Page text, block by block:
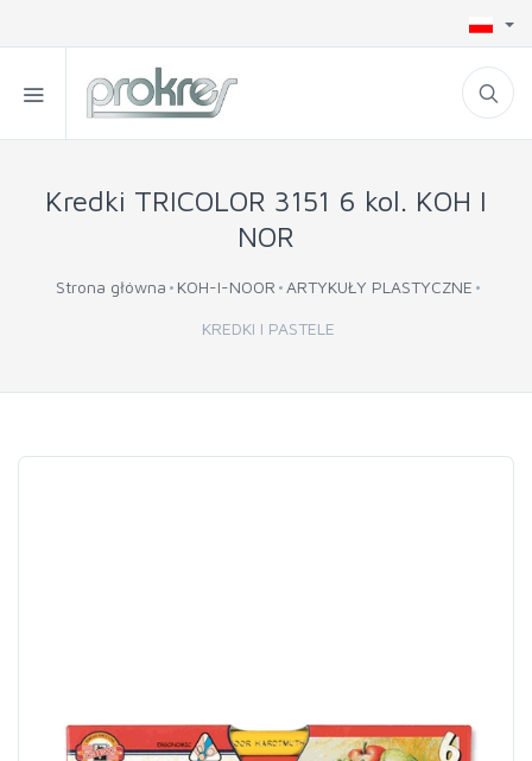
Kredki TRICOLOR 3151 6 kol. KOH I
NOR
Strona główna KOH-I-NOOR ARTYKUŁY PLASTYCZNE
KREDKI I PASTELE